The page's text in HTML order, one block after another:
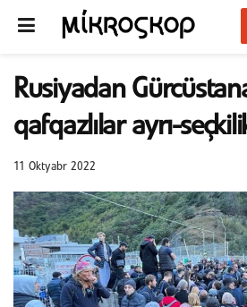
Rusiyadan
qafqazlılar ayrı-
11 Oktyabr 2022